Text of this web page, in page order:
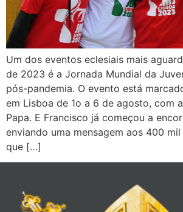
Um dos eventos eclesiais mais
de 2023 é a Jornada Mundial da
pós-pandemia. O evento está
em Lisboa de 1o a 6 de agosto, com
Papa. E Francisco já começou a
enviando uma mensagem aos 400
que […]